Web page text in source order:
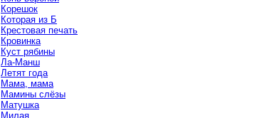
Корешок
Которая из Б
Крестовая печать
Кровинка
Куст рябины
Ла-Манш
Летят года
Мама, мама
Мамины слёзы
Матушка
Милая